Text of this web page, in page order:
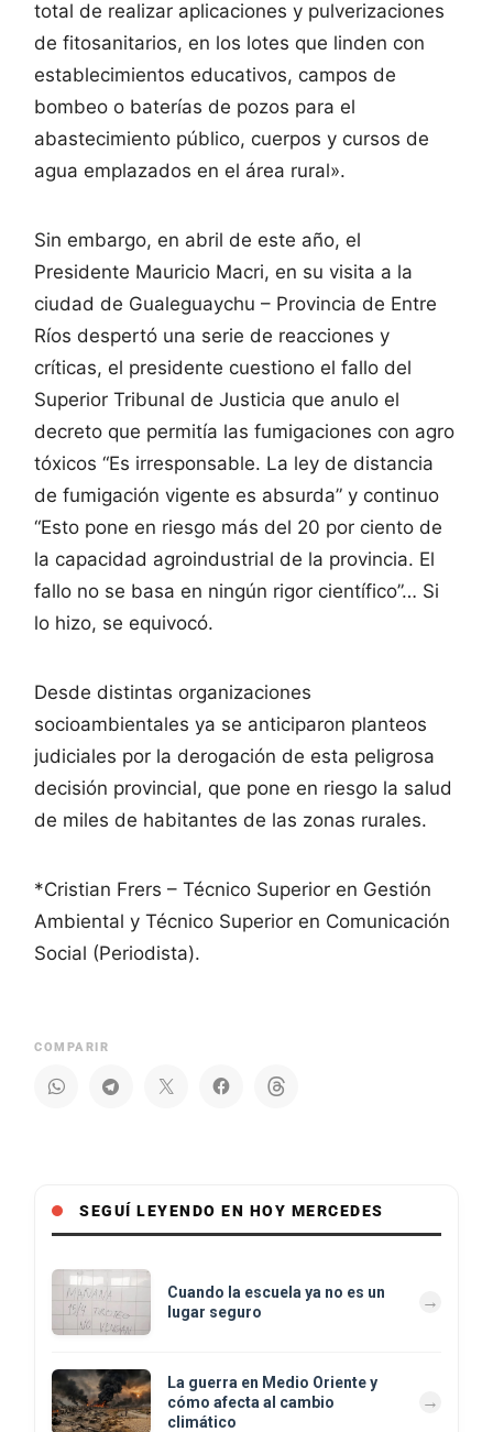
total de realizar aplicaciones y pulverizaciones
de fitosanitarios, en los lotes que linden con
establecimientos educativos, campos de
bombeo o baterías de pozos para el
abastecimiento público, cuerpos y cursos de
agua emplazados en el área rural».
Sin embargo, en abril de este año, el
Presidente Mauricio Macri, en su visita a la
ciudad de Gualeguaychu – Provincia de Entre
Ríos despertó una serie de reacciones y
críticas, el presidente cuestiono el fallo del
Superior Tribunal de Justicia que anulo el
decreto que permitía las fumigaciones con agro
tóxicos “Es irresponsable. La ley de distancia
de fumigación vigente es absurda” y continuo
“Esto pone en riesgo más del 20 por ciento de
la capacidad agroindustrial de la provincia. El
fallo no se basa en ningún rigor científico”… Si
lo hizo, se equivocó.
Desde distintas organizaciones
socioambientales ya se anticiparon planteos
judiciales por la derogación de esta peligrosa
decisión provincial, que pone en riesgo la salud
de miles de habitantes de las zonas rurales.
*Cristian Frers – Técnico Superior en Gestión
Ambiental y Técnico Superior en Comunicación
Social (Periodista).
COMPARIR
SEGUÍ LEYENDO EN HOY MERCEDES
Cuando la escuela ya no es un
lugar seguro
La guerra en Medio Oriente y
cómo afecta al cambio
climático